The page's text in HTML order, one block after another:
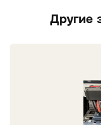
Другие